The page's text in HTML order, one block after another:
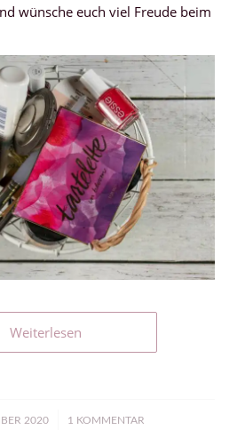
wünsche euch viel Freude beim
Weiterlesen
2020
/ 1 KOMMENTAR